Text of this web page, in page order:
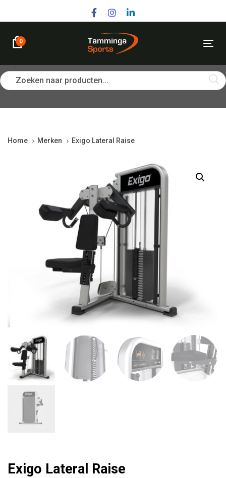
navigation
content
0
Zoeken naar producten...
Home Merken Exigo Lateral Raise
Exigo Lateral Raise